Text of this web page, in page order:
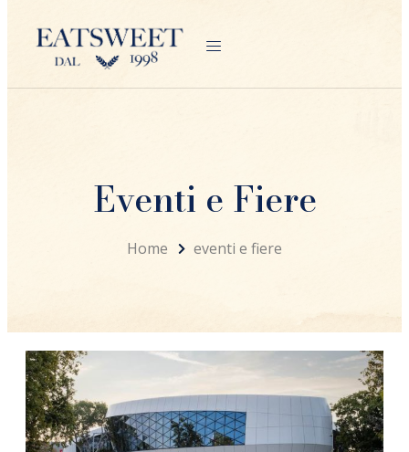
Eventi e Fiere
Home eventi e fiere